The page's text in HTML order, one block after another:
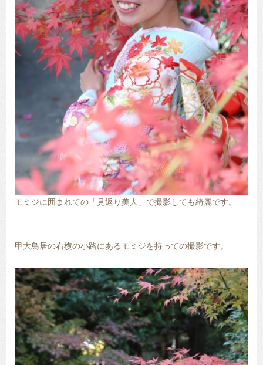
モミジに囲まれての「見返り美人」で撮影しても綺麗です。
甲大鳥居の右横の小路にあるモミジを持っての撮影です。